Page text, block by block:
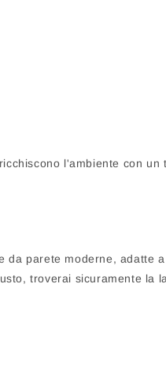
l'ambiente con un
da parete moderne, adatte
troverai sicuramente la